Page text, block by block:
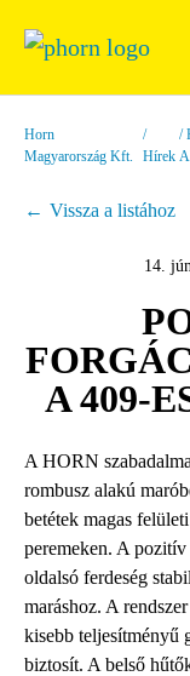
Horn
Magyarország Kft.
Hírek
Vissza a listához
14.
A 409-
A HORN
rombusz alakú
betétek magas
peremeken. A
oldalsó ferdeség
maráshoz. A
kisebb teljesítményű
biztosít. A belső